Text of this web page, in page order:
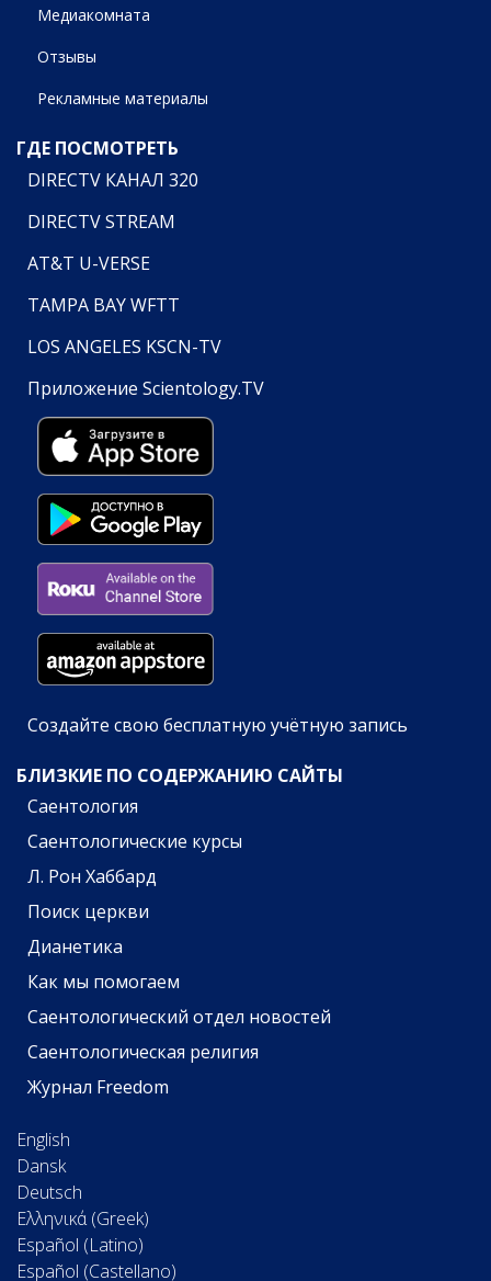
Медиакомната
Отзывы
Рекламные материалы
ГДЕ ПОСМОТРЕТЬ
DIRECTV КАНАЛ 320
DIRECTV STREAM
AT&T U-VERSE
TAMPA BAY WFTT
LOS ANGELES KSCN-TV
Приложение Scientology.TV
Создайте свою бесплатную учётную запись
БЛИЗКИЕ ПО СОДЕРЖАНИЮ САЙТЫ
Саентология
Саентологические курсы
Л. Рон Хаббард
Поиск церкви
Дианетика
Как мы помогаем
Саентологический отдел новостей
Саентологическая религия
Журнал Freedom
English
Dansk
Deutsch
Ελληνικά (Greek)
Español (Latino)
Español (Castellano)